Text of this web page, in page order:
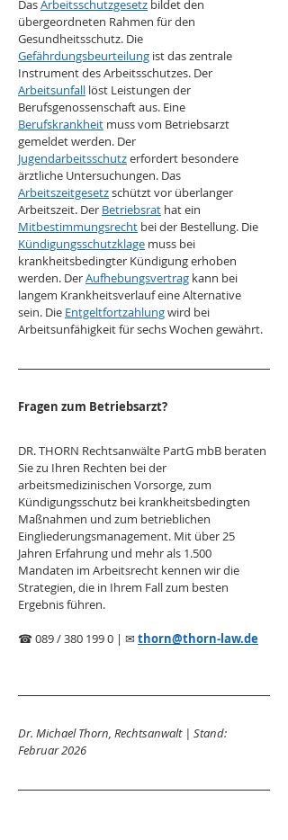
Das Arbeitsschutzgesetz bildet den
übergeordneten Rahmen für den
Gesundheitsschutz. Die
Gefährdungsbeurteilung ist das zentrale
Instrument des Arbeitsschutzes. Der
Arbeitsunfall löst Leistungen der
Berufsgenossenschaft aus. Eine
Berufskrankheit muss vom Betriebsarzt
gemeldet werden. Der
Jugendarbeitsschutz erfordert besondere
ärztliche Untersuchungen. Das
Arbeitszeitgesetz schützt vor überlanger
Arbeitszeit. Der Betriebsrat hat ein
Mitbestimmungsrecht bei der Bestellung. Die
Kündigungsschutzklage muss bei
krankheitsbedingter Kündigung erhoben
werden. Der Aufhebungsvertrag kann bei
langem Krankheitsverlauf eine Alternative
sein. Die Entgeltfortzahlung wird bei
Arbeitsunfähigkeit für sechs Wochen gewährt.
Fragen zum Betriebsarzt?
DR. THORN Rechtsanwälte PartG mbB beraten
Sie zu Ihren Rechten bei der
arbeitsmedizinischen Vorsorge, zum
Kündigungsschutz bei krankheitsbedingten
Maßnahmen und zum betrieblichen
Eingliederungsmanagement. Mit über 25
Jahren Erfahrung und mehr als 1.500
Mandaten im Arbeitsrecht kennen wir die
Strategien, die in Ihrem Fall zum besten
Ergebnis führen.
☎ 089 / 380 199 0 | ✉ thorn@thorn-law.de
Dr. Michael Thorn, Rechtsanwalt | Stand:
Februar 2026